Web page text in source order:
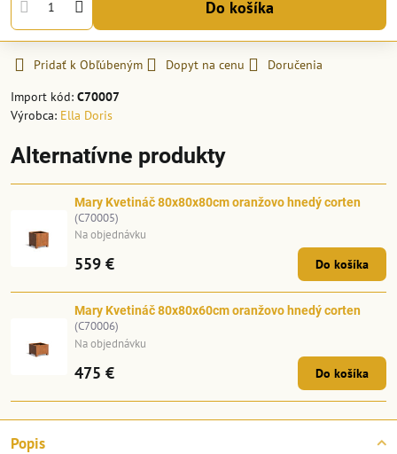
Do košíka
Pridať k Obľúbeným Dopyt na cenu
Doručenia
Import kód: C70007
Výrobca: Ella Doris
Popis
Alternatívne produkty
Mary Kvetináč 80x80x80cm oranžovo hnedý corten
(C70005)
Na objednávku
559 € Do košíka
Mary Kvetináč 80x80x60cm oranžovo hnedý corten
(C70006)
Na objednávku
475 € Do košíka